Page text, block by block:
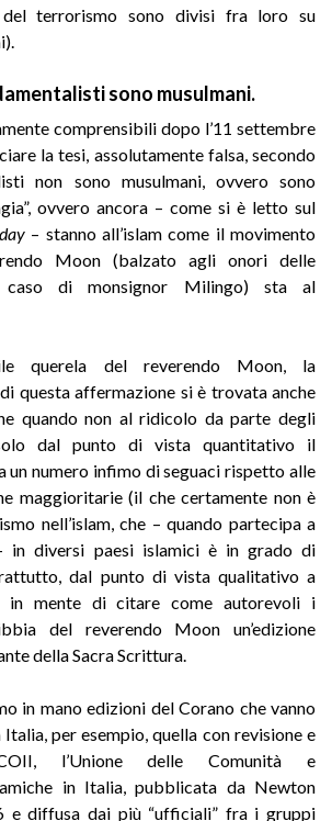
del terrorismo sono divisi fra loro su
sono musulmani.
comprensibili dopo l’11 settembre
la tesi, assolutamente falsa, secondo
non sono musulmani, ovvero sono
ovvero ancora – come si è letto sul
– stanno all’islam come il movimento
Moon (balzato agli onori delle
di monsignor Milingo) sta al
querela del reverendo Moon, la
questa affermazione si è trovata anche
quando non al ridicolo da parte degli
dal punto di vista quantitativo il
un numero infimo di seguaci rispetto alle
maggioritarie (il che certamente non è
nell’islam, che – quando partecipa a
in diversi paesi islamici è in grado di
dal punto di vista qualitativo a
in mente di citare come autorevoli i
del reverendo Moon un’edizione
della Sacra Scrittura.
in mano edizioni del Corano che vanno
per esempio, quella con revisione e
l’Unione delle Comunità e
in Italia, pubblicata da Newton
e diffusa dai più “ufficiali” fra i gruppi